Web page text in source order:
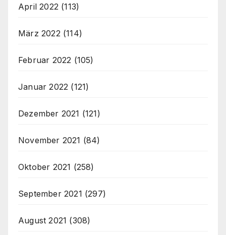
April 2022 (113)
März 2022 (114)
Februar 2022 (105)
Januar 2022 (121)
Dezember 2021 (121)
November 2021 (84)
Oktober 2021 (258)
September 2021 (297)
August 2021 (308)